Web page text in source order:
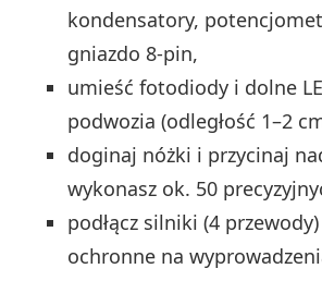
kondensatory,
gniazdo 8‑pin,
umieść fotodiody i dolne
podwozia (odległość 1–2
doginaj nóżki i przycinaj
wykonasz ok. 50
podłącz silniki (4
ochronne na